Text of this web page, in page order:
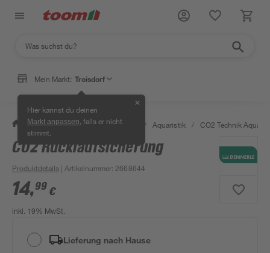
Mein Markt: Troisdorf
Hier kannst du deinen
Markt anpassen , falls er nicht
stimmt.
✕
/ Garten & Freizeit / Tierbedarf / Aquaristik / CO2 Technik
CO2 Rücklaufsicherung
Produktdetails | Artikelnummer: 2668644
14,99 €
inkl. 19% MwSt.
Lieferung nach Hause